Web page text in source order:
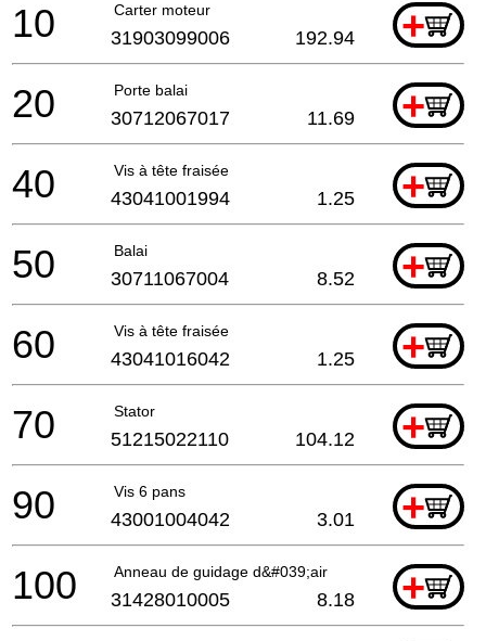
Carter moteur +
10 31903099006 192.94
Porte balai +
20 30712067017 11.69
Vis à tête fraisée +
40 43041001994 1.25
Balai +
50 30711067004 8.52
Vis à tête fraisée +
60 43041016042 1.25
Stator +
70 51215022110 104.12
Vis 6 pans +
90 43001004042 3.01
Anneau de guidage d&#039;air +
100 31428010005 8.18